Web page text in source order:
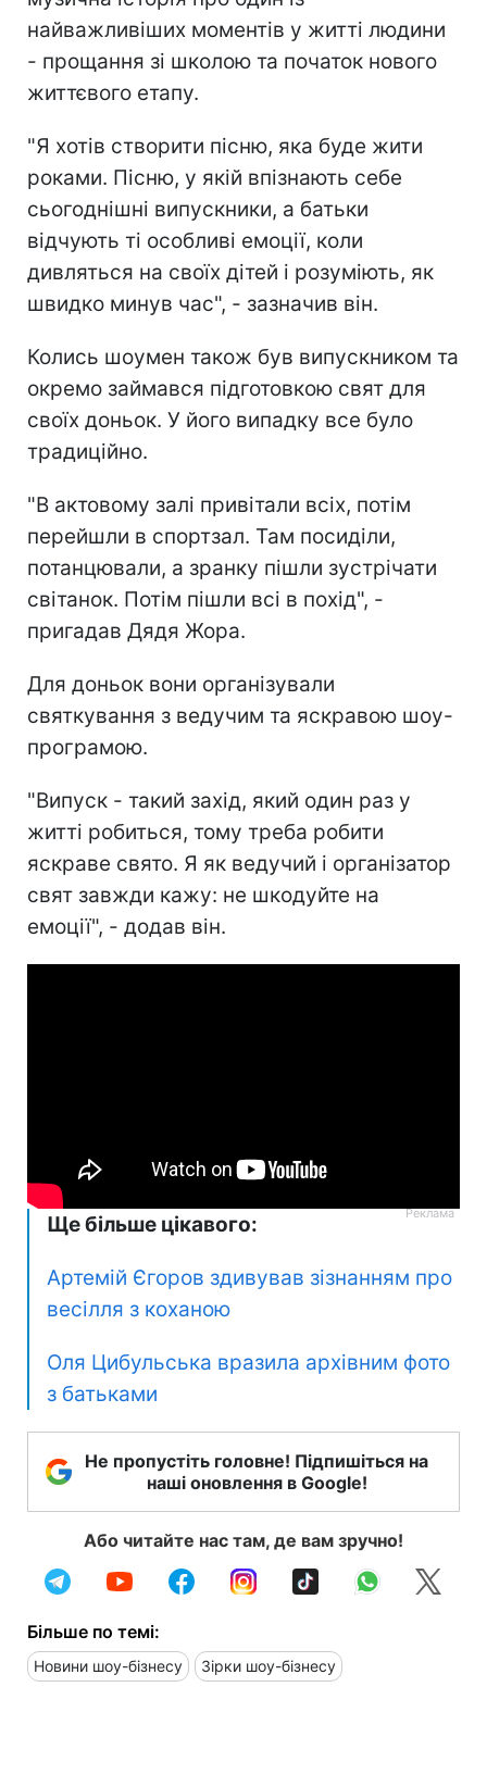
найважливіших моментів у житті людини
- прощання зі школою та початок нового
життєвого етапу.
"Я хотів створити пісню, яка буде жити
роками. Пісню, у якій впізнають себе
сьогоднішні випускники, а батьки
відчують ті особливі емоції, коли
дивляться на своїх дітей і розуміють, як
швидко минув час", - зазначив він.
Колись шоумен також був випускником та
окремо займався підготовкою свят для
своїх доньок. У його випадку все було
традиційно.
"В актовому залі привітали всіх, потім
перейшли в спортзал. Там посиділи,
потанцювали, а зранку пішли зустрічати
світанок. Потім пішли всі в похід", -
пригадав Дядя Жора.
Для доньок вони організували
святкування з ведучим та яскравою шоу-
програмою.
"Випуск - такий захід, який один раз у
житті робиться, тому треба робити
яскраве свято. Я як ведучий і організатор
свят завжди кажу: не шкодуйте на
емоції", - додав він.
Ще більше цікавого:
Артемій Єгоров здивував зізнанням про
весілля з коханою
Оля Цибульська вразила архівним фото
з батьками
Не пропустіть головне! Підпишіться на
наші оновлення в Google!
Або читайте нас там, де вам зручно!
Більше по темі:
Новини шоу-бізнесу Зірки шоу-бізнесу